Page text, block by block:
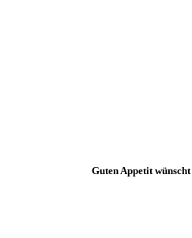
Guten Appetit wünscht